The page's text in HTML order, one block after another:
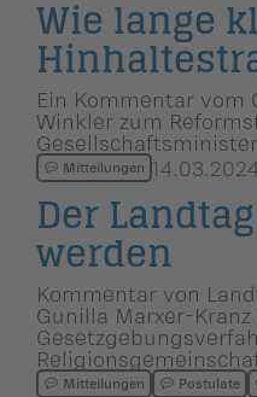
Wie lange
Ein Kommentar vom
Winkler zum
Mitteilungen 14.03.2024
Der
werden
Kommentar von
Gunilla Marxer-Kranz
Mitteilungen Postulate